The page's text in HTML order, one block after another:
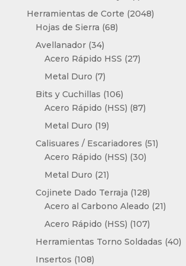
producto
Herramientas de Corte 20482048
Hojas de Sierra 6868
Avellanador 3434
productos
Acero Rápido HSS 2727
Metal Duro 77
productos
Bits y Cuchillas 106106
productos
Acero Rápido (HSS) 8787
Metal Duro 1919
productos
Calisuares / Escariadores 5151
Acero Rápido (HSS) 3030
Metal Duro 2121
productos
Cojinete Dado Terraja 128128
productos
Acero al Carbono Aleado 2121
Acero Rápido (HSS) 107107
productos
Herramientas Torno Soldadas 4040
Insertos 108108